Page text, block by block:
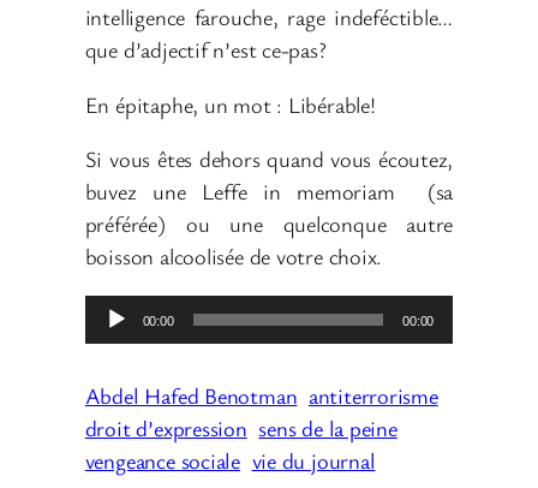
intelligence farouche, rage indeféctible…
que d’adjectif n’est ce-pas?
En épitaphe, un mot : Libérable!
Si vous êtes dehors quand vous écoutez,
buvez une Leffe in memoriam (sa
préférée) ou une quelconque autre
boisson alcoolisée de votre choix.
e
t
e
u
00:00 00:00
Abdel Hafed Benotman antiterrorisme
droit d’expression sens de la peine
vengeance sociale vie du journal